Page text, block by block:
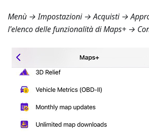
Menù → Impostazioni → Acquisti →
l'elenco delle funzionalità di Maps+ →